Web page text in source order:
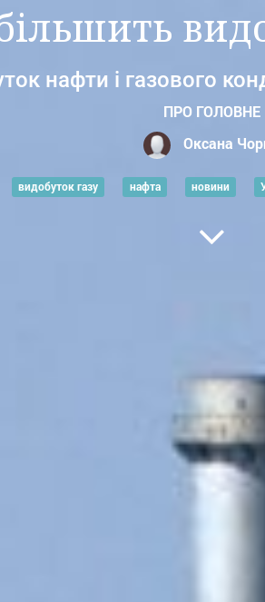
нафти і газового
ПРО ГОЛОВНЕ
Оксана
видобуток газу нафта новини